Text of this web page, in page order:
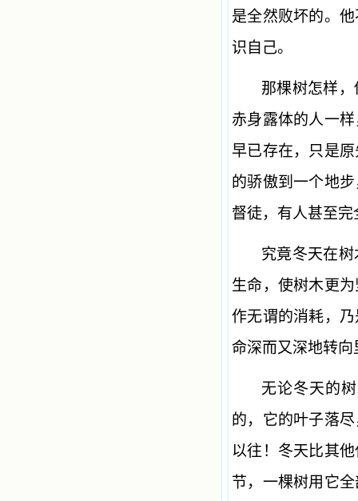
是全然败坏的。
识自己。
那棵树怎样
赤身露体的人一
早已存在，只是
的骄傲到一个地
督徒，有人甚至
究竟冬天在
生命，使树木更
作无谓的消耗，
命深而又深地转
无论冬天的
的，它的叶子落
以往！冬天比其
节，一棵树用它